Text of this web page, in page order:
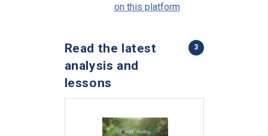
on this platform
3
Read the latest
analysis and
lessons